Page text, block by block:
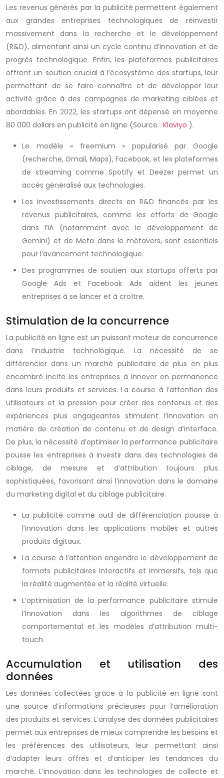
Les revenus générés par la publicité permettent également
aux grandes entreprises technologiques de réinvestir
massivement dans la recherche et le développement
(R&D), alimentant ainsi un cycle continu d’innovation et de
progrès technologique. Enfin, les plateformes publicitaires
offrent un soutien crucial à l’écosystème des startups, leur
permettant de se faire connaître et de développer leur
activité grâce à des campagnes de marketing ciblées et
abordables. En 2022, les startups ont dépensé en moyenne
80 000 dollars en publicité en ligne (Source : Klaviyo ).
Le modèle « freemium » popularisé par Google
(recherche, Gmail, Maps), Facebook, et les plateformes
de streaming comme Spotify et Deezer permet un
accès généralisé aux technologies.
Les investissements directs en R&D financés par les
revenus publicitaires, comme les efforts de Google
dans l’IA (notamment avec le développement de
Gemini) et de Meta dans le métavers, sont essentiels
pour l’avancement technologique.
Des programmes de soutien aux startups offerts par
Google Ads et Facebook Ads aident les jeunes
entreprises à se lancer et à croître.
Stimulation de la concurrence
La publicité en ligne est un puissant moteur de concurrence
dans l’industrie technologique. La nécessité de se
différencier dans un marché publicitaire de plus en plus
encombré incite les entreprises à innover en permanence
dans leurs produits et services. La course à l’attention des
utilisateurs et la pression pour créer des contenus et des
expériences plus engageantes stimulent l’innovation en
matière de création de contenu et de design d’interface.
De plus, la nécessité d’optimiser la performance publicitaire
pousse les entreprises à investir dans des technologies de
ciblage, de mesure et d’attribution toujours plus
sophistiquées, favorisant ainsi l’innovation dans le domaine
du marketing digital et du ciblage publicitaire.
La publicité comme outil de différenciation pousse à
l’innovation dans les applications mobiles et autres
produits digitaux.
La course à l’attention engendre le développement de
formats publicitaires interactifs et immersifs, tels que
la réalité augmentée et la réalité virtuelle.
L’optimisation de la performance publicitaire stimule
l’innovation dans les algorithmes de ciblage
comportemental et les modèles d’attribution multi-
touch.
Accumulation et utilisation des
données
Les données collectées grâce à la publicité en ligne sont
une source d’informations précieuses pour l’amélioration
des produits et services. L’analyse des données publicitaires
permet aux entreprises de mieux comprendre les besoins et
les préférences des utilisateurs, leur permettant ainsi
d’adapter leurs offres et d’anticiper les tendances du
marché. L’innovation dans les technologies de collecte et